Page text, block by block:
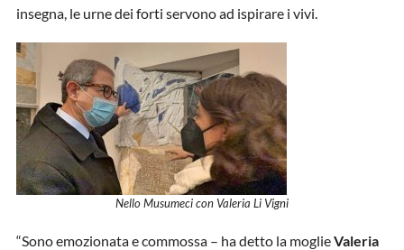
insegna, le urne dei forti servono ad ispirare i vivi.
Nello Musumeci con Valeria Li Vigni
“Sono emozionata e commossa – ha detto la moglieValeria